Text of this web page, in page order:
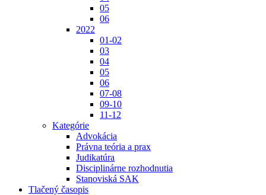
05
06
2022
01-02
03
04
05
06
07-08
09-10
11-12
Kategórie
Advokácia
Právna teória a prax
Judikatúra
Disciplinárne rozhodnutia
Stanoviská SAK
Tlačený časopis